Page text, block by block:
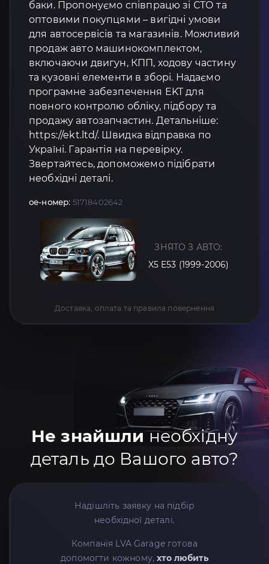
баки. Пропонуємо співпрацю зі СТО та
оптовими покупцями – вигідні умови
для автосервісів та магазинів. Можливий
продаж авто машинокомплектом,
включаючи двигун, КПП, ходову частину
та кузовні елементи в зборі. Надаємо
програмне забезпечення EKT для
повного контролю обліку, підбору та
продажу автозапчастин. Детальніше:
https://ekt.ltd/. Швидка відправка по
Україні. Гарантія на перевірку.
Звертайтесь, допоможемо підібрати
необхідні деталі.
oe-номер: 51718402642
ЗНЯТО З АВТО:
X5 E53 (1999-2006)
Доставка, оплата та правила повернення
Не знайшлинеобхідну
деталь до Вашого авто?
Надішліть заявку на підбір
необхідної деталі.
Компанія LVA Garage готова
допомогти кожному,хто любить